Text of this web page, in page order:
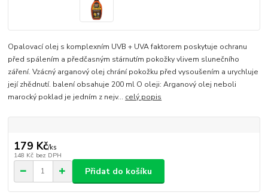
Opalovací olej s komplexním UVB + UVA faktorem poskytuje ochranu
před spálením a předčasným stárnutím pokožky vlivem slunečního
záření. Vzácný arganový olej chrání pokožku před vysoušením a urychluje
její zhědnutí. balení obsahuje 200 ml O oleji: Arganový olej neboli
marocký poklad je jedním z nejv... celý popis
179 Kč/ks
148 Kč bez DPH
Přidat do košíku